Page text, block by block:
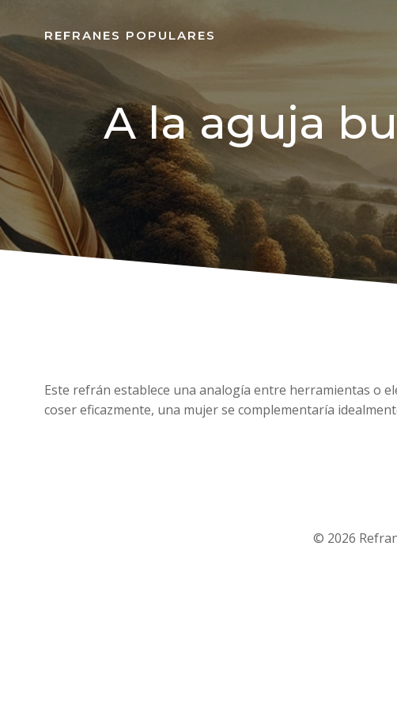
REFRANES POPULARES
A la aguja
Este refrán establece una analogía entre herramientas o
coser eficazmente, una mujer se complementaría
© 2026